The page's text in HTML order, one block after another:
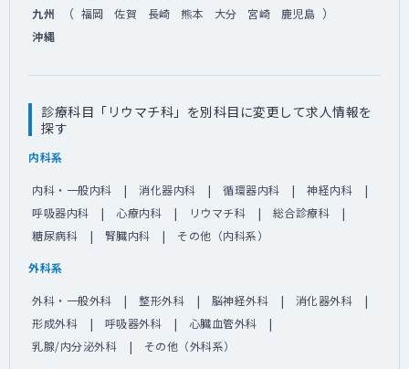
九州 （ 福岡 佐賀 長崎 熊本 大分 宮崎 鹿児島 ）
沖縄
診療科目「リウマチ科」を別科目に変更して求人情報を
探す
内科系
内科・一般内科 消化器内科 循環器内科
神経内科
呼吸器内科
心療内科 リウマチ科
総合診療科
糖尿病科
腎臓内科 その他（内科系）
外科系
外科・一般外科 整形外科 脳神経外科
消化器外科
形成外科
呼吸器外科
心臓血管外科
乳腺/内分泌外科
その他（外科系）